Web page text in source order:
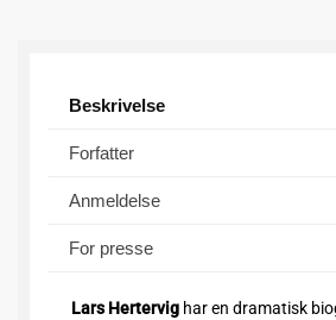
Beskrivelse
Forfatter
Anmeldelse
For presse
Lars Hertervig har en dramatisk